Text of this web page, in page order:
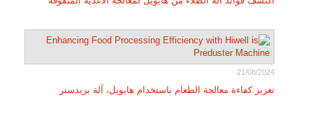
21/08/2024
تعزيز كفاءة معالجة الطعام باستخدام هايويل، آلة بريدستر